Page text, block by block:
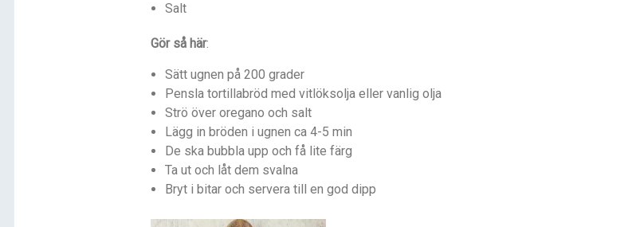
Salt
Gör så här:
Sätt ugnen på 200 grader
Pensla tortillabröd med vitlöksolja eller vanlig olja
Strö över oregano och salt
Lägg in bröden i ugnen ca 4-5 min
De ska bubbla upp och få lite färg
Ta ut och låt dem svalna
Bryt i bitar och servera till en god dipp